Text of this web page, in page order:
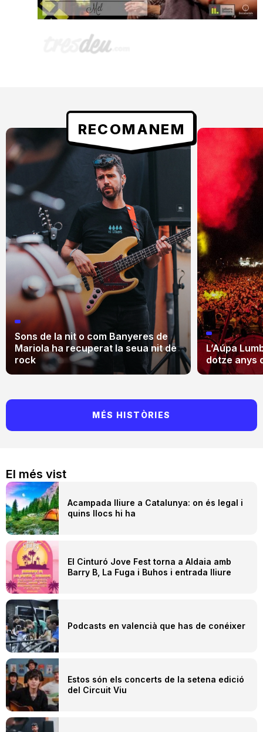
El més vist
Acampada lliure a Catalunya: on és legal i
quins llocs hi ha
El Cinturó Jove Fest torna a Aldaia amb
Barry B, La Fuga i Buhos i entrada lliure
Podcasts en valencià que has de conéixer
Estos són els concerts de la setena edició
del Circuit Viu
RECOMANEM
Sons de la nit o com Banyeres de
Mariola ha recuperat la seua nit de
rock
L’Aúpa
dotze anys
MÉS HISTÒRIES